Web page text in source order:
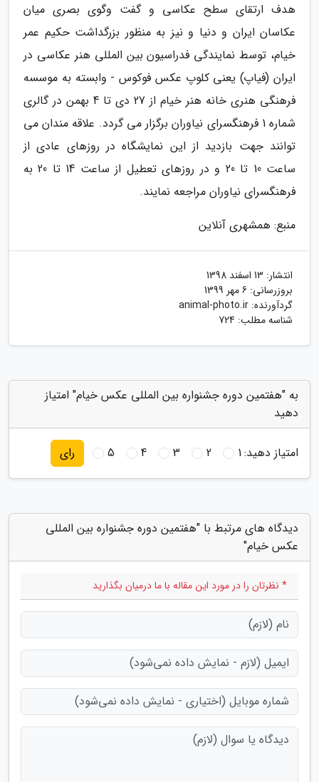
هدف ارتقای سطح عکاسی و گفت وگوی بصری میان
عکاسان ایران و دنیا و نیز به منظور بزرگداشت حکیم عمر
خیام، توسط نمایندگی فدراسیون بین المللی هنر عکاسی در
ایران (فیاپ) یعنی کلوپ عکس فوکوس - وابسته به موسسه
فرهنگی هنری خانه هنر خیام از 27 دی تا 4 بهمن در گالری
شماره 1 فرهنگسرای نیاوران برگزار می گردد. علاقه مندان می
توانند جهت بازدید از این نمایشگاه در روزهای عادی از
ساعت 10 تا 20 و در روزهای تعطیل از ساعت 14 تا 20 به
فرهنگسرای نیاوران مراجعه نمایند.
منبع: همشهری آنلاین
انتشار: 13 اسفند 1398
بروزرسانی: 6 مهر 1399
گردآورنده: animal-photo.ir
شناسه مطلب: 724
به "هفتمین دوره جشنواره بین المللی عکس خیام" امتیاز
دهید
امتیاز دهید:1
2
3
4
5 رای
دیدگاه های مرتبط با "هفتمین دوره جشنواره بین المللی
عکس خیام"
* نظرتان را در مورد این مقاله با ما درمیان بگذارید